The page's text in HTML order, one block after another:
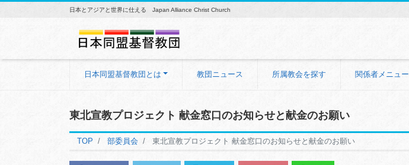
日本とアジアと世界に仕える Japan Alliance Christ Church
日本同盟基督教団とは 教団ニュース 所属教会を探す 関係者メニュー
東北宣教プロジェクト 献金窓口のお知らせと献金のお願い
TOP 部委員会 東北宣教プロジェクト 献金窓口のお知らせと献金のお願い